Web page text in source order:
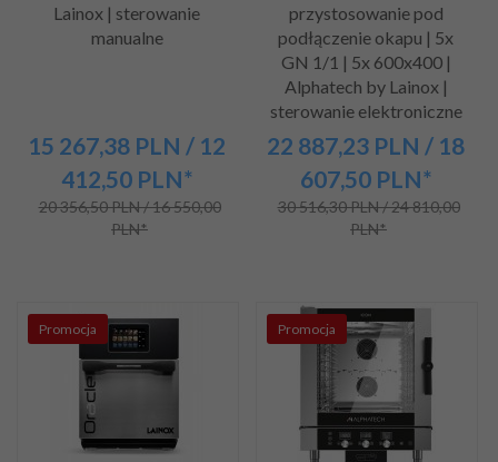
Lainox | sterowanie
manualne
15 267,38 PLN / 12
412,50 PLN*
20 356,50 PLN / 16 550,00
PLN*
przystosowanie pod
podłączenie okapu | 5x
GN 1/1 | 5x 600x400 |
Alphatech by Lainox |
sterowanie elektroniczne
22 887,23 PLN / 18
607,50 PLN*
30 516,30 PLN / 24 810,00
PLN*
Promocja Promocja